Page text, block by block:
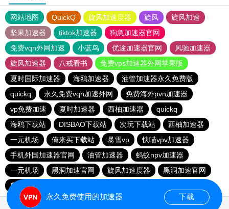
网站地图 QuickQ 旋风加速度器 旋风
旋风加速
坚果加速器
tiktok加速器
狗急加速器官网
免费vqn外网加速
小蓝鸟 优途加速器官网
风驰加速器
旋风加速器
八戒看书
免费vps加速器外网苹果版
夏时国际加速器
海鸥加速器
油管加速器永久免费版
quickq
永久免费vqn加速外网
免费海外pvn加速器
vp免费加速
夏时加速器 西柚加速器
quickq
海鸥下载站
DISBAO下载站 次玩下载站
西柚加速器
一元机场
俺来买下载站 暴雪vp
快喵vpv加速器
手机外国加速器官网
油管加速器
蚂蚁npv加速器
一元机场
黑洞加速官网 旋风加速度器
黑洞加速官网
爬墙专用加速器
永久免费使用的加速器 下载